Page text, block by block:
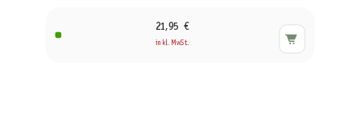
21,95 €
inkl. MwSt.